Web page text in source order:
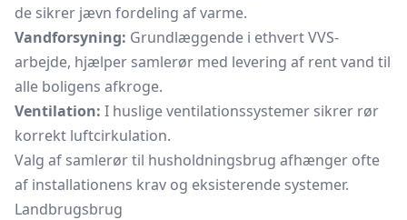
de sikrer jævn fordeling af varme.
Vandforsyning: Grundlæggende i ethvert VVS-
arbejde, hjælper samlerør med levering af rent vand til
alle boligens afkroge.
Ventilation: I huslige ventilationssystemer sikrer rør
korrekt luftcirkulation.
Valg af samlerør til husholdningsbrug afhænger ofte
af installationens krav og eksisterende systemer.
Landbrugsbrug